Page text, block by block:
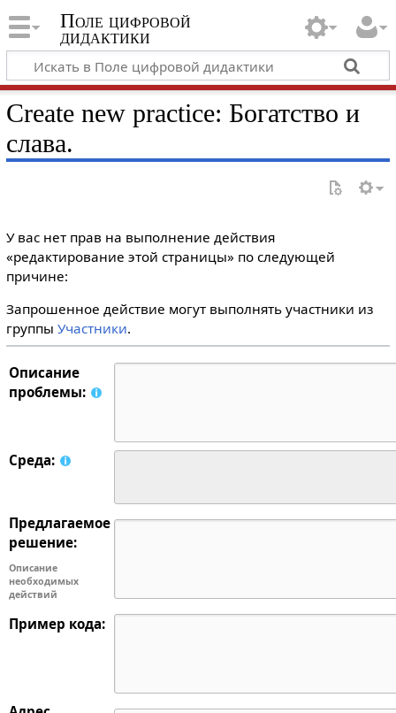
Поле цифровой
дидактики
Create new practice: Богатство и
слава.
У вас нет прав на выполнение действия
«редактирование этой страницы» по следующей
причине:
Запрошенное действие могут выполнять участники из
группы Участники.
Описание
проблемы:
Среда:
Предлагаемое
решение:
Описание
необходимых
действий
Пример кода: